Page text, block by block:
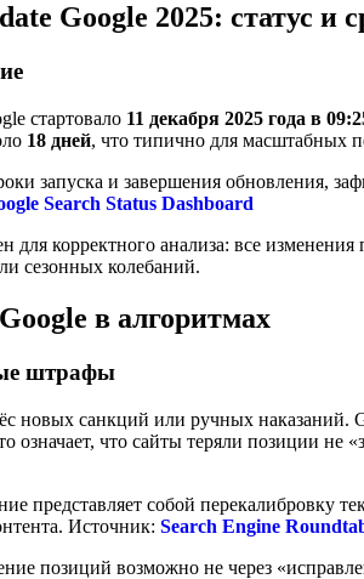
Google 2025: статус и
стартовало 11 декабря 2025 года в
18 дней, что типично для масштабных
запуска и завершения обновления,
Search Status Dashboard
корректного анализа: все
сезонных колебаний.
в алгоритмах
штрафы
новых санкций или ручных
означает, что сайты теряли позиции
представляет собой
Источник: Search Engine
позиций возможно не через